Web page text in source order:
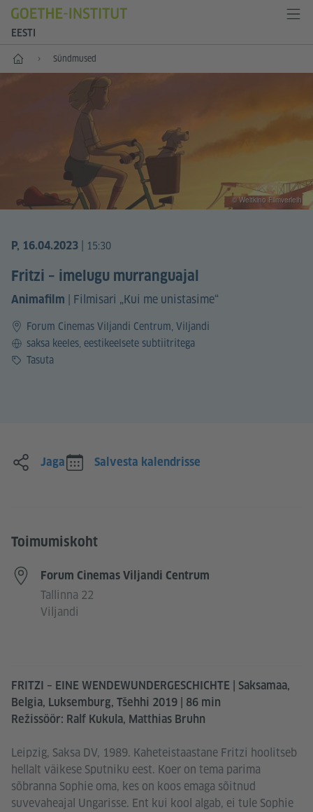
EESTI
Esileht Sündmused
P, 16.04.2023 15:30
Fritzi – imelugu murranguajal
Animafilm | Filmisari „Kui me unistasime“
Forum Cinemas Viljandi Centrum, Viljandi
Keelsaksa keeles, eestikeelsete subtiitritega
HindTasuta
© Weltkino Filmverleih
FRITZI – EINE WENDEWUNDERGESCHICHTE | Saksamaa,
Belgia, Luksemburg, Tšehhi 2019 | 86 min
Režissöör: Ralf Kukula, Matthias Bruhn
Leipzig, Saksa DV, 1989. Kaheteistaastane Fritzi hoolitseb
hellalt väikese Sputniku eest. Koer on tema parima
sõbranna Sophie oma, kes on koos emaga sõitnud
suvevaheajal Ungarisse. Ent kui kool algab, ei tule Sophie
Jaga Salvesta kalendrisse
Toimumiskoht
Forum Cinemas Viljandi Centrum
Tallinna 22
Viljandi